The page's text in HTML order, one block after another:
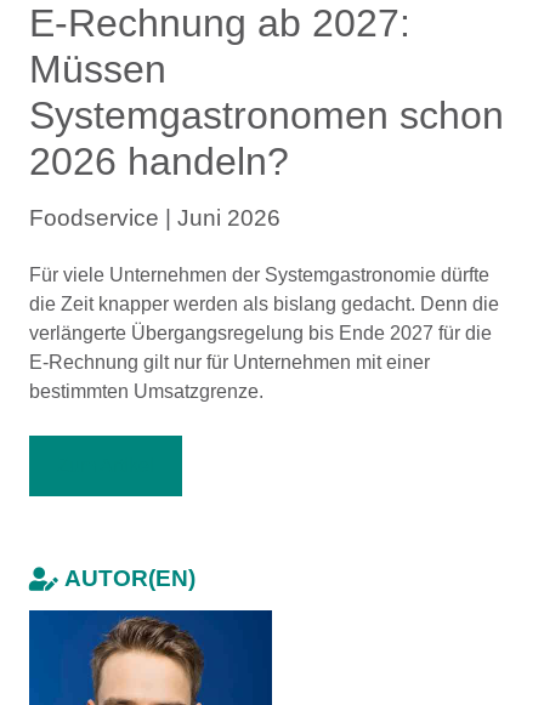
E-Rechnung ab 2027:
Müssen
Systemgastronomen schon
2026 handeln?
Foodservice | Juni 2026
Für viele Unternehmen der Systemgastronomie dürfte
die Zeit knapper werden als bislang gedacht. Denn die
verlängerte Übergangsregelung bis Ende 2027 für die
E-Rechnung gilt nur für Unternehmen mit einer
bestimmten Umsatzgrenze.
AUTOR(EN)